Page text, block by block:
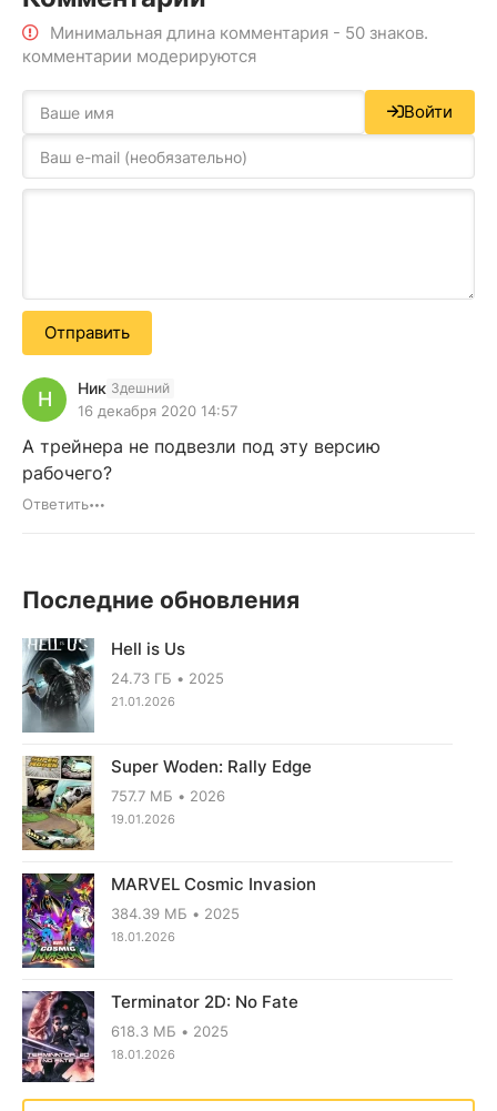
Минимальная длина комментария - 50 знаков.
комментарии модерируются
Войти
Отправить
Н Ник Здешний
16 декабря 2020 14:57
А трейнера не подвезли под эту версию
рабочего?
Ответить
Последние обновления
Hell is Us
24.73 ГБ 2025
21.01.2026
Super Woden: Rally Edge
757.7 МБ 2026
19.01.2026
MARVEL Cosmic Invasion
384.39 МБ 2025
18.01.2026
Terminator 2D: No Fate
618.3 МБ 2025
18.01.2026